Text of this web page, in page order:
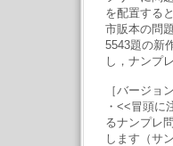
を配置する
市販本の問
5543題の新
し，ナンプ
［バージョ
・<<冒頭に
るナンプレ
します（サ